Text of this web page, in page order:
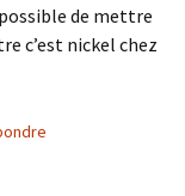
de mettre
c’est nickel chez